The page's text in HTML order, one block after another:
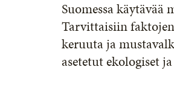
Suomessa
Tarvittaisiin
keruuta ja
asetetut ekologiset